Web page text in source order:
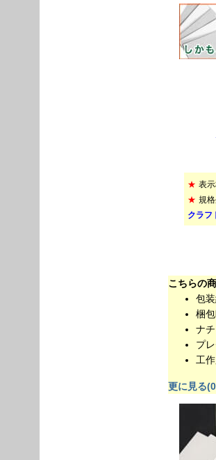
★ 表
★ 規
クラフ
こちらの
包
梱
ナ
プ
工
更に見る